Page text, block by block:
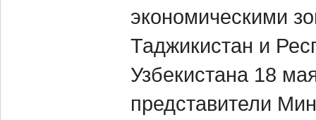
экономическими
Таджикистан и
Узбекистана 18
представители